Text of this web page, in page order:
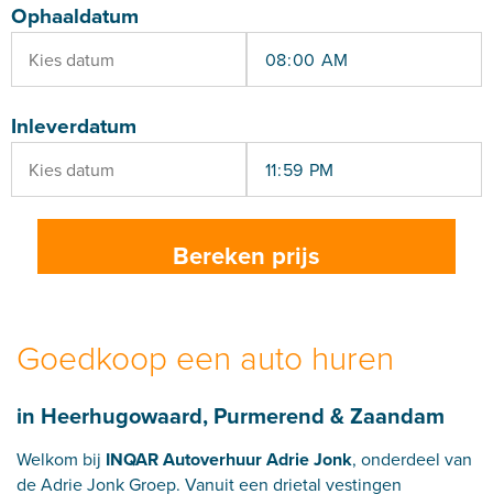
Ophaaldatum
Inleverdatum
Goedkoop een auto huren
in Heerhugowaard, Purmerend & Zaandam
Welkom bij INQAR Autoverhuur Adrie Jonk, onderdeel van
de Adrie Jonk Groep. Vanuit een drietal vestingen